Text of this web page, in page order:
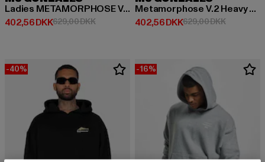
Ladies METAMORPHOSE V.2 Heavy Oversized
402,56 DKK
Nuværende pris: 402,56 DKK
629,00 DKKKampagnepris: 629,00 DKK
Metamorphose V.2 Heavy Oversized
402,56 DKK
Nuværende pris: 402,56 DKK
629,00 DKK
-40% -16%